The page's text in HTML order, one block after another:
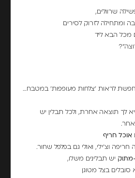
שרוולים,
ומתחילה לזרוק לסירים
מכל הבא ליד
לראות 'צלחות מעופפות' במטבח…
לך תוצאה אחרת, ולכל תבלין יש
אחר.
אוכל חריף
וצ'ילי, ואולי גם בפלפל שחור.
מתוק יש תבלינים משלו,
בצל מטוגן